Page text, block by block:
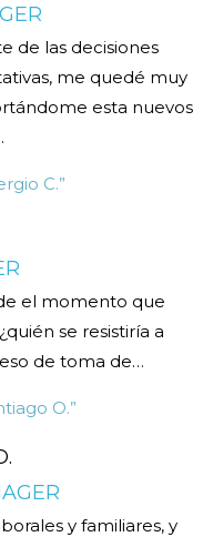
de las decisiones
me quedé muy
esta nuevos
C.”
el momento que
se resistiría a
de toma de…
O.”
y familiares, y